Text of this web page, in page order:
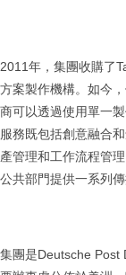
2011年，集團收購了
方案製作機構。如今
商可以透過使用單一
服務既包括創意融合
產管理和工作流程管
公共部門提供一系列
集團是Deutsche Post